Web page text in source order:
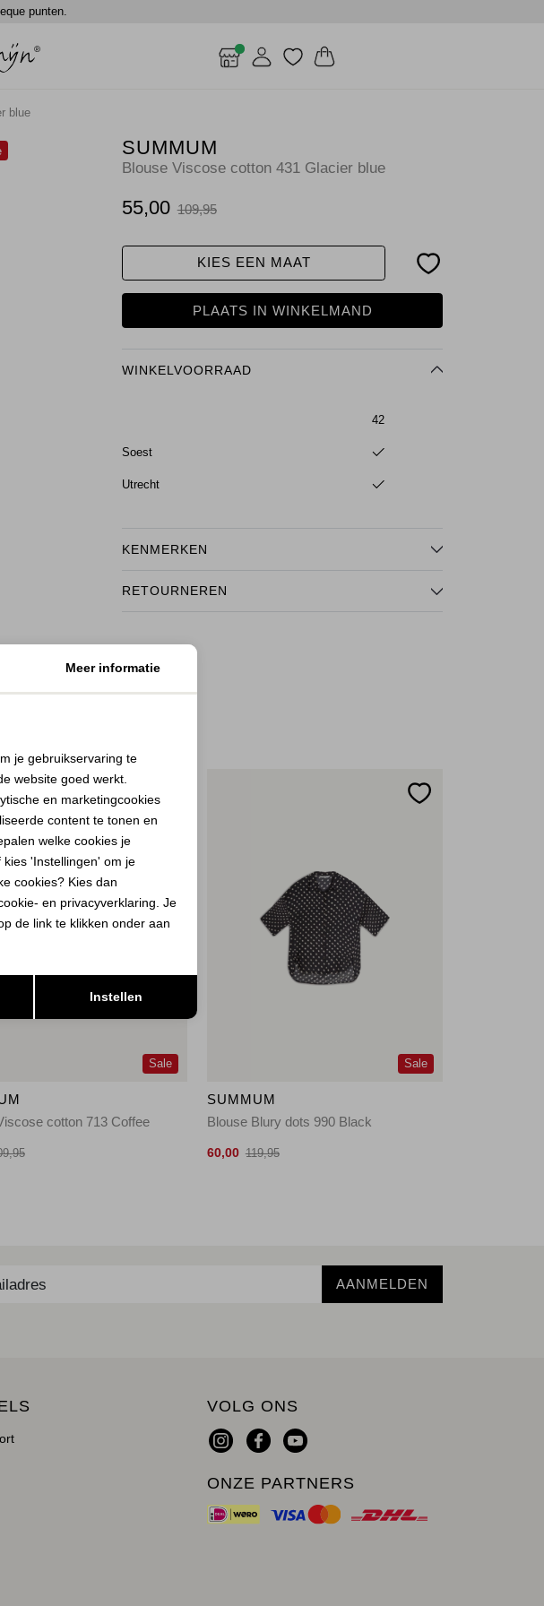
punten.
blue
SUMMUM
Blouse Viscose cotton 431 Glacier blue
55,00 109,95
KIES EEN MAAT
PLAATS IN WINKELMAND
WINKELVOORRAAD
42
Soest
Utrecht
KENMERKEN
RETOURNEREN
Sale
cotton 713 Coffee
Sale
SUMMUM
Blouse Blury dots 990 Black
60,00 119,95
AANMELDEN
VOLG ONS
ONZE PARTNERS
cookies
Meer informatie
je gebruikservaring te
website goed werkt.
en marketingcookies
content te tonen en
welke cookies je
'Instellingen' om je
cookies? Kies dan
en privacyverklaring. Je
de link te klikken onder aan
Instellen